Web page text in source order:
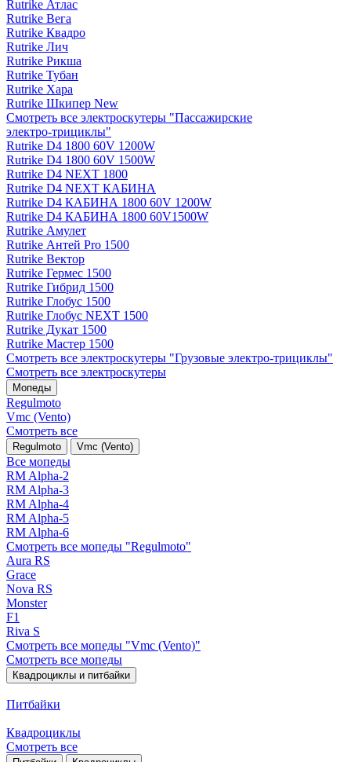
Rutrike Атлас
Rutrike Вега
Rutrike Квадро
Rutrike Лич
Rutrike Рикша
Rutrike Тубан
Rutrike Хара
Rutrike Шкипер New
Смотреть все электро­скутеры "Пассажирские
электро‑трициклы"
Rutrike D4 1800 60V 1200W
Rutrike D4 1800 60V 1500W
Rutrike D4 NEXT 1800
Rutrike D4 NEXT КАБИНА
Rutrike D4 КАБИНА 1800 60V 1200W
Rutrike D4 КАБИНА 1800 60V1500W
Rutrike Амулет
Rutrike Антей Pro 1500
Rutrike Вектор
Rutrike Гермес 1500
Rutrike Гибрид 1500
Rutrike Глобус 1500
Rutrike Глобус NEXT 1500
Rutrike Дукат 1500
Rutrike Мастер 1500
Смотреть все электро­скутеры "Грузовые электро‑трициклы"
Смотреть все электро­скутеры
Мопеды
Regulmoto
Vmc (Vento)
Смотреть все
Regulmoto Vmc (Vento)
Все мопеды
RM Alpha-2
RM Alpha-3
RM Alpha-4
RM Alpha-5
RM Alpha-6
Смотреть все мопеды "Regulmoto"
Aura RS
Grace
Nova RS
Monster
F1
Riva S
Смотреть все мопеды "Vmc (Vento)"
Смотреть все мопеды
Квадроциклы и питбайки
Питбайки
Квадроциклы
Смотреть все